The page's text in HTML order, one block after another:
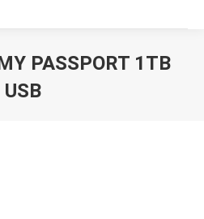
PASSPORT 1TB
USB